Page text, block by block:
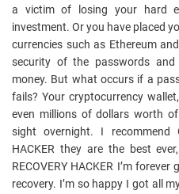
a victim of losing your hard
investment. Or you have placed
currencies such as Ethereum
security of the passwords
money. But what occurs if a
fails? Your cryptocurrency
even millions of dollars worth
sight overnight. I recommend
HACKER they are the best
RECOVERY HACKER I’m
recovery. I’m so happy I got all